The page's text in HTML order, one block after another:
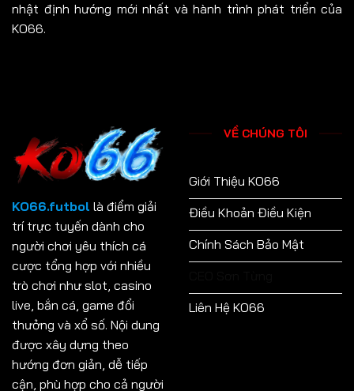
nhật định hướng mới nhất và hành trình phát triển của
KO66.
KO66.futbol là điểm giải
trí trực tuyến dành cho
người chơi yêu thích cá
cược tổng hợp với nhiều
trò chơi như slot, casino
live, bắn cá, game đổi
thưởng và xổ số. Nội dung
được xây dựng theo
hướng đơn giản, dễ tiếp
cận, phù hợp cho cả người
VỀ CHÚNG TÔI
Giới Thiệu KO66
Điều Khoản Điều Kiện
Chính Sách Bảo Mật
Liên Hệ KO66